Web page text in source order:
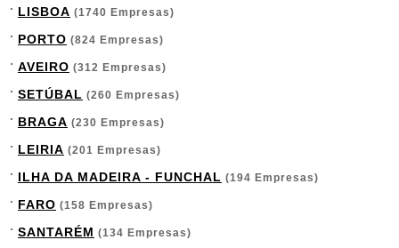
LISBOA (1740 Empresas)
PORTO (824 Empresas)
AVEIRO (312 Empresas)
SETÚBAL (260 Empresas)
BRAGA (230 Empresas)
LEIRIA (201 Empresas)
ILHA DA MADEIRA - FUNCHAL (194 Empresas)
FARO (158 Empresas)
SANTARÉM (134 Empresas)